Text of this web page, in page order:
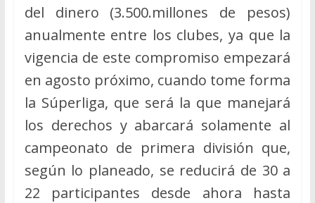
del dinero (3.500.millones de pesos)
anualmente entre los clubes, ya que la
vigencia de este compromiso empezará
en agosto próximo, cuando tome forma
la Súperliga, que será la que manejará
los derechos y abarcará solamente al
campeonato de primera división que,
según lo planeado, se reducirá de 30 a
22 participantes desde ahora hasta